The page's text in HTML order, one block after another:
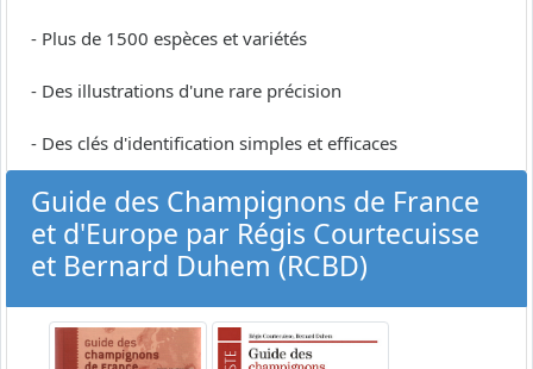
- Plus de 1500 espèces et variétés
- Des illustrations d'une rare précision
- Des clés d'identification simples et efficaces
Guide des Champignons de France
et d'Europe par Régis Courtecuisse
et Bernard Duhem (RCBD)